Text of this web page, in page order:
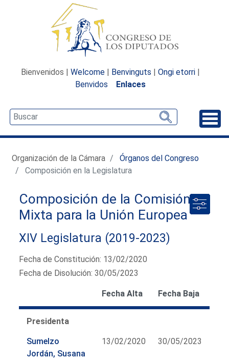
Bienvenidos | Welcome | Benvinguts | Ongi etorri |
Benvidos
Enlaces
Organización de la Cámara
Órganos del Congreso
Composición en la Legislatura
Composición de la Comisión
Mixta para la Unión Europea
XIV Legislatura (2019-2023)
Fecha de Constitución: 13/02/2020
Fecha de Disolución: 30/05/2023
Fecha Alta Fecha Baja
Presidenta
Sumelzo
Jordán, Susana
13/02/2020 30/05/2023